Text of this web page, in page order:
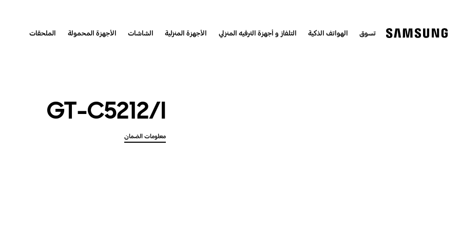
تسوق الهواتف الذكية التلفاز و أجهزة الترفيه المنزلي الأجهزة المنزلية الشاشات الأجهزة المحمولة الملحقات
GT-C5212/I
معلومات الضمان